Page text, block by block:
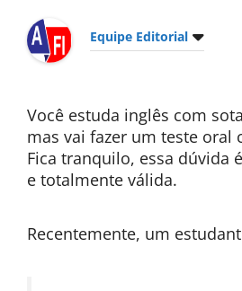
Equipe Editorial
Você estuda inglês com
mas vai fazer um teste oral
Fica tranquilo, essa
e totalmente válida.
Recentemente, um